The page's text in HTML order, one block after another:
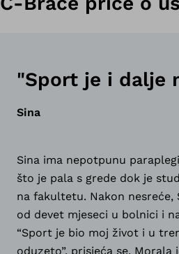
"Sport je i dalje
Sina
Sina ima nepotpunu
što je pala s grede dok je
na fakultetu. Nakon nesreće,
od devet mjeseci u bolnici i
“Sport je bio moj život i u
oduzeto”, prisjeća se.